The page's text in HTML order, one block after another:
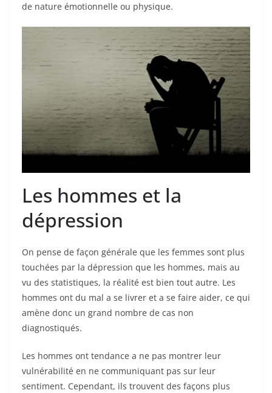
de nature émotionnelle ou physique.
Les hommes et la
dépression
On pense de façon générale que les femmes sont plus
touchées par la dépression que les hommes, mais au
vu des statistiques, la réalité est bien tout autre. Les
hommes ont du mal a se livrer et a se faire aider, ce qui
amène donc un grand nombre de cas non
diagnostiqués.
Les hommes ont tendance a ne pas montrer leur
vulnérabilité en ne communiquant pas sur leur
sentiment. Cependant, ils trouvent des façons plus